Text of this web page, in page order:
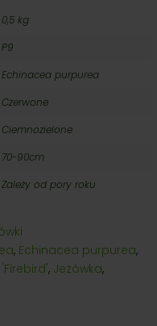
0,5 kg
P9
Echinacea purpurea
Czerwone
Ciemnozielone
70-90cm
Zależy od pory roku
, Echinacea purpurea,
, Jeżówka,